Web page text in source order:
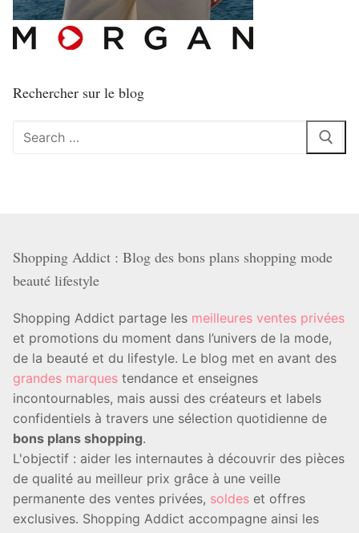
Rechercher sur le blog
Rechercher
Shopping Addict : Blog des bons plans shopping mode
beauté lifestyle
Shopping Addict partage les meilleures ventes privées
et promotions du moment dans l’univers de la mode,
de la beauté et du lifestyle. Le blog met en avant des
grandes marques tendance et enseignes
incontournables, mais aussi des créateurs et labels
confidentiels à travers une sélection quotidienne de
bons plans shopping.
L'objectif : aider les internautes à découvrir des pièces
de qualité au meilleur prix grâce à une veille
permanente des ventes privées, soldes et offres
exclusives. Shopping Addict accompagne ainsi les